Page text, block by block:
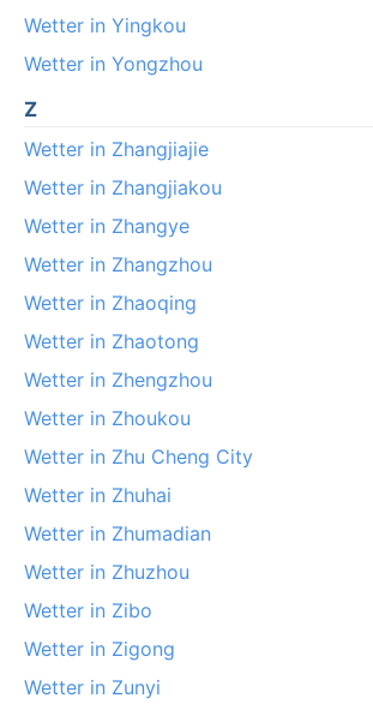
Wetter in Yingkou
Wetter in Yongzhou
Z
Wetter in Zhangjiajie
Wetter in Zhangjiakou
Wetter in Zhangye
Wetter in Zhangzhou
Wetter in Zhaoqing
Wetter in Zhaotong
Wetter in Zhengzhou
Wetter in Zhoukou
Wetter in Zhu Cheng City
Wetter in Zhuhai
Wetter in Zhumadian
Wetter in Zhuzhou
Wetter in Zibo
Wetter in Zigong
Wetter in Zunyi